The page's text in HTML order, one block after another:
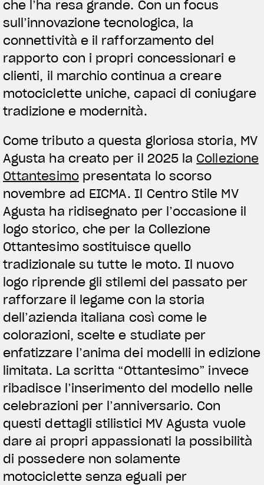
che l’ha resa grande. Con un focus
sull’innovazione tecnologica, la
connettività e il rafforzamento del
rapporto con i propri concessionari e
clienti, il marchio continua a creare
motociclette uniche, capaci di coniugare
tradizione e modernità.
Come tributo a questa gloriosa storia, MV
Agusta ha creato per il 2025 la Collezione
Ottantesimopresentata lo scorso
novembre ad EICMA. Il Centro Stile MV
Agusta ha ridisegnato per l’occasione il
logo storico, che per la Collezione
Ottantesimo sostituisce quello
tradizionale su tutte le moto. Il nuovo
logo riprende gli stilemi del passato per
rafforzare il legame con la storia
dell’azienda italiana così come le
colorazioni, scelte e studiate per
enfatizzare l’anima dei modelli in edizione
limitata. La scritta “Ottantesimo” invece
ribadisce l’inserimento del modello nelle
celebrazioni per l’anniversario. Con
questi dettagli stilistici MV Agusta vuole
dare ai propri appassionati la possibilità
di possedere non solamente
motociclette senza eguali per